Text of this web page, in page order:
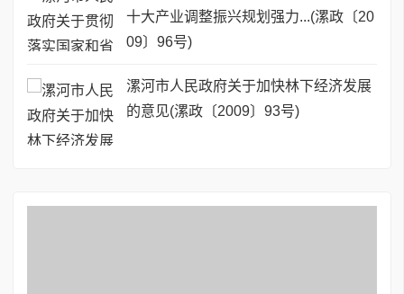
十大产业调整振兴规划强力...(漯政〔20
09〕96号)
漯河市人民政府关于加快林下经济发展
的意见(漯政〔2009〕93号)